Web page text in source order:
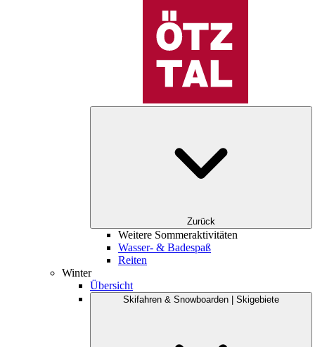
Zurück
Weitere Sommeraktivitäten
Wasser- & Badespaß
Reiten
Winter
Übersicht
Skifahren & Snowboarden | Skigebiete